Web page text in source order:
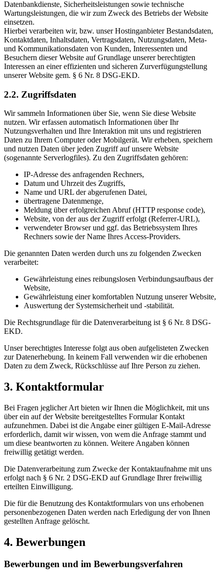
Datenbankdienste, Sicherheitsleistungen sowie technische
Wartungsleistungen, die wir zum Zweck des Betriebs der Website
einsetzen.
Hierbei verarbeiten wir, bzw. unser Hostinganbieter Bestandsdaten,
Kontaktdaten, Inhaltsdaten, Vertragsdaten, Nutzungsdaten, Meta-
und Kommunikationsdaten von Kunden, Interessenten und
Besuchern dieser Website auf Grundlage unserer berechtigten
Interessen an einer effizienten und sicheren Zurverfügungstellung
unserer Website gem. § 6 Nr. 8 DSG-EKD.
2.2. Zugriffsdaten
Wir sammeln Informationen über Sie, wenn Sie diese Website
nutzen. Wir erfassen automatisch Informationen über Ihr
Nutzungsverhalten und Ihre Interaktion mit uns und registrieren
Daten zu Ihrem Computer oder Mobilgerät. Wir erheben, speichern
und nutzen Daten über jeden Zugriff auf unsere Website
(sogenannte Serverlogfiles). Zu den Zugriffsdaten gehören:
IP-Adresse des anfragenden Rechners,
Datum und Uhrzeit des Zugriffs,
Name und URL der abgerufenen Datei,
übertragene Datenmenge,
Meldung über erfolgreichen Abruf (HTTP response code),
Website, von der aus der Zugriff erfolgt (Referrer-URL),
verwendeter Browser und ggf. das Betriebssystem Ihres
Rechners sowie der Name Ihres Access-Providers.
Die genannten Daten werden durch uns zu folgenden Zwecken
verarbeitet:
Gewährleistung eines reibungslosen Verbindungsaufbaus der
Website,
Gewährleistung einer komfortablen Nutzung unserer Website,
Auswertung der Systemsicherheit und -stabilität.
Die Rechtsgrundlage für die Datenverarbeitung ist § 6 Nr. 8 DSG-
EKD.
Unser berechtigtes Interesse folgt aus oben aufgelisteten Zwecken
zur Datenerhebung. In keinem Fall verwenden wir die erhobenen
Daten zu dem Zweck, Rückschlüsse auf Ihre Person zu ziehen.
3. Kontaktformular
Bei Fragen jeglicher Art bieten wir Ihnen die Möglichkeit, mit uns
über ein auf der Website bereitgestelltes Formular Kontakt
aufzunehmen. Dabei ist die Angabe einer gültigen E-Mail-Adresse
erforderlich, damit wir wissen, von wem die Anfrage stammt und
um diese beantworten zu können. Weitere Angaben können
freiwillig getätigt werden.
Die Datenverarbeitung zum Zwecke der Kontaktaufnahme mit uns
erfolgt nach § 6 Nr. 2 DSG-EKD auf Grundlage Ihrer freiwillig
erteilten Einwilligung.
Die für die Benutzung des Kontaktformulars von uns erhobenen
personenbezogenen Daten werden nach Erledigung der von Ihnen
gestellten Anfrage gelöscht.
4. Bewerbungen
Bewerbungen und im Bewerbungsverfahren